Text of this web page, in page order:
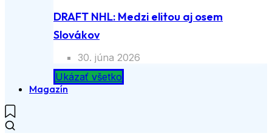
DRAFT NHL: Medzi elitou aj osem
Slovákov
30. júna 2026
Ukázať všetko
Magazín